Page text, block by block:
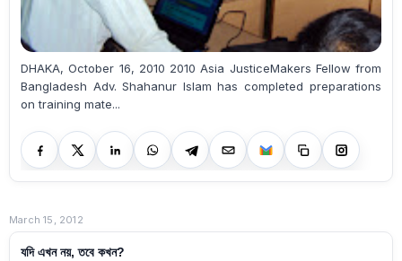
DHAKA, October 16, 2010 2010 Asia JusticeMakers Fellow from
Bangladesh Adv. Shahanur Islam has completed preparations
on training mate...
March 15, 2012
যদি এখন নয়, তবে কখন?